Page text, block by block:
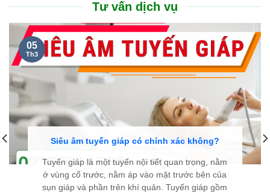
Tư vấn dịch vụ
Siêu âm tuyến giáp có chính xác không?
Tuyến giáp là một tuyến nội tiết quan trọng, nằm
ở vùng cổ trước, nằm áp vào mặt trước bên của
sụn giáp và phần trên khí quản. Tuyến giáp gồm
05
Th3